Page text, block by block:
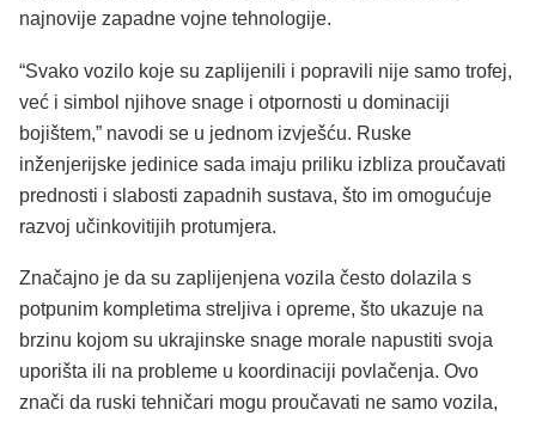
najnovije zapadne vojne tehnologije.
“Svako vozilo koje su zaplijenili i popravili nije samo trofej,
već i simbol njihove snage i otpornosti u dominaciji
bojištem,” navodi se u jednom izvješću. Ruske
inženjerijske jedinice sada imaju priliku izbliza proučavati
prednosti i slabosti zapadnih sustava, što im omogućuje
razvoj učinkovitijih protumjera.
Značajno je da su zaplijenjena vozila često dolazila s
potpunim kompletima streljiva i opreme, što ukazuje na
brzinu kojom su ukrajinske snage morale napustiti svoja
uporišta ili na probleme u koordinaciji povlačenja. Ovo
znači da ruski tehničari mogu proučavati ne samo vozila,